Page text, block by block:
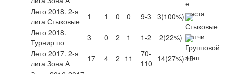
Лето 2018. 2-я
лига Стыковые
1 1 0 0 9-3 3(100%)
Лето 2018.
Турнир по
3 0 2 1 1-2 2(22%)
Лето 2017. 2-я
лига Зона А
17 4 2 11
70-
110 14(27%)15